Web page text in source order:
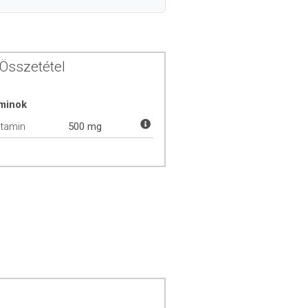
Összetétel
500 mg